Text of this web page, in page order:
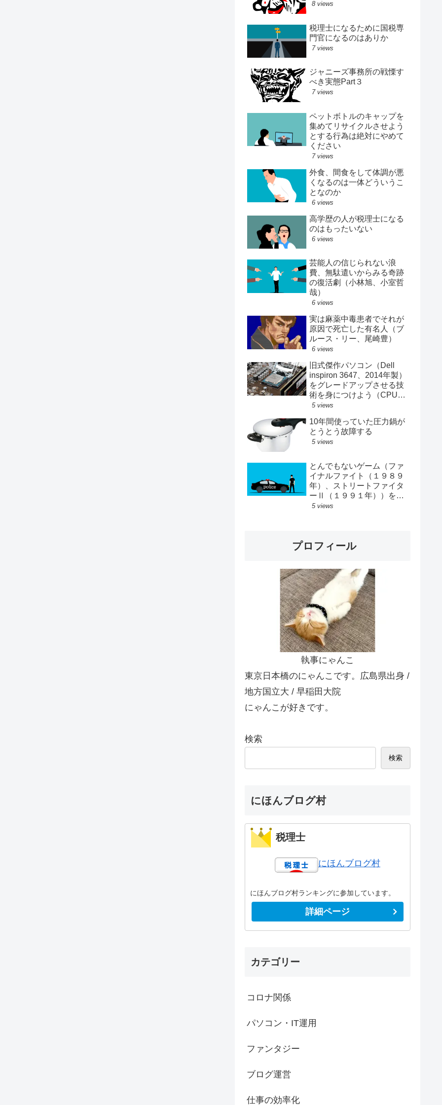
8 views
税理士になるために国税専
門官になるのはありか
7 views
ジャニーズ事務所の戦慄す
べき実態Part３
7 views
ペットボトルのキャップを
集めてリサイクルさせよう
とする行為は絶対にやめて
ください
7 views
外食、間食をして体調が悪
くなるのは一体どういうこ
となのか
6 views
高学歴の人が税理士になる
のはもったいない
6 views
芸能人の信じられない浪
費、無駄遣いからみる奇跡
の復活劇（小林旭、小室哲
哉）
6 views
実は麻薬中毒患者でそれが
原因で死亡した有名人（ブ
ルース・リー、尾崎豊）
6 views
旧式傑作パソコン（Dell
inspiron 3647、2014年製）
をグレードアップさせる技
術を身につけよう（CPU、
メモリ、SSD交換記録）
5 views
10年間使っていた圧力鍋が
とうとう故障する
5 views
とんでもないゲーム（ファ
イナルファイト（１９８９
年）、ストリートファイタ
ーⅡ（１９９１年））をし
ていた
5 views
プロフィール
執事にゃんこ
東京日本橋のにゃんこです。広島県出身 /
地方国立大 / 早稲田大院
にゃんこが好きです。
検索
検索
にほんブログ村
税理士
にほんブログ村
にほんブログ村ランキングに参加しています。
詳細ページ
カテゴリー
コロナ関係
パソコン・IT運用
ファンタジー
ブログ運営
仕事の効率化